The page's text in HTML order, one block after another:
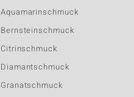
Aquamarinschmuck
Bernsteinschmuck
Citrinschmuck
Diamantschmuck
Granatschmuck